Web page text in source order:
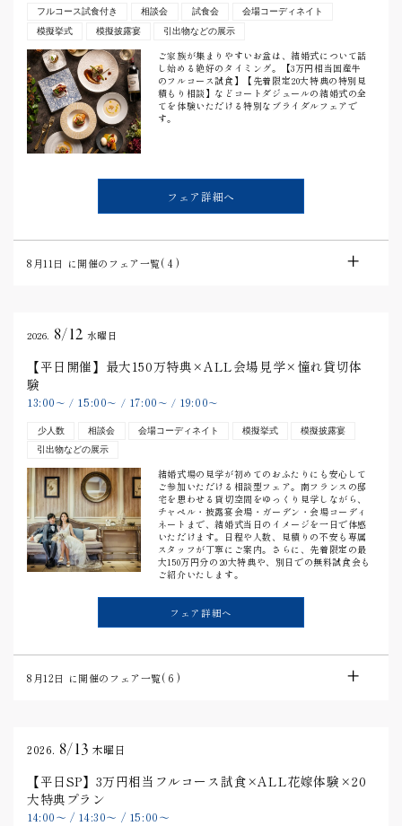
フルコース試食付き 相談会 試食会
会場コーディネイト
模擬挙式
模擬披露宴 引出物などの展示
ご家族が集まりやすいお盆は、結婚式について話
し始める絶好のタイミング。【3万円相当国産牛
のフルコース試食】【先着限定20大特典の特別見
積もり相談】などコートダジュールの結婚式の全
てを体験いただける特別なブライダルフェアで
す。
フェア詳細へ
8月11日 に開催のフェア一覧(4)
2026. 8/12 水曜日
【平日開催】最大150万特典×ALL会場見学×憧れ貸切体
験
13:00 〜/ 15:00〜 / 17:00 〜/ 19:00〜
少人数 相談会 会場コーディネイト 模擬挙式
模擬披露宴
引出物などの展示
結婚式場の見学が初めてのおふたりにも安心して
ご参加いただける相談型フェア。南フランスの邸
宅を思わせる貸切空間をゆっくり見学しながら、
チャペル・披露宴会場・ガーデン・会場コーディ
ネートまで、結婚式当日のイメージを一日で体感
いただけます。日程や人数、見積りの不安も専属
スタッフが丁寧にご案内。さらに、先着限定の最
大150万円分の20大特典や、別日での無料試食会も
ご紹介いたします。
フェア詳細へ
8月12日 に開催のフェア一覧(6 )
2026. 8/13 木曜日
【平日SP】3万円相当フルコース試食×ALL花嫁体験×20
大特典プラン
14:00〜 / 14:30〜 / 15:00〜